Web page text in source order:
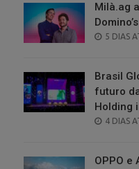
Milà.ag
Domino’s
POSTED
5 DIAS
Brasil
futuro
Holding
POSTED
4 DIAS
OPPO e